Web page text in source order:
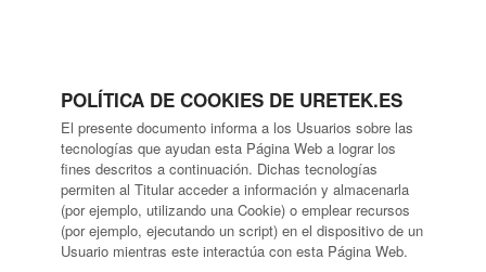
POLÍTICA DE COOKIES DE URETEK.ES
El presente documento informa a los Usuarios sobre las
tecnologías que ayudan esta Página Web a lograr los
fines descritos a continuación. Dichas tecnologías
permiten al Titular acceder a información y almacenarla
(por ejemplo, utilizando una Cookie) o emplear recursos
(por ejemplo, ejecutando un script) en el dispositivo de un
Usuario mientras este interactúa con esta Página Web.